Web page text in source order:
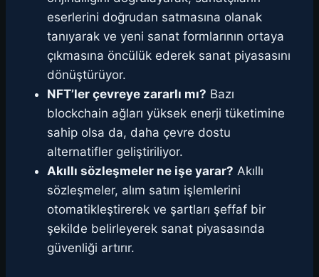
eserlerini doğrudan satmasına olanak
tanıyarak ve yeni sanat formlarının ortaya
çıkmasına öncülük ederek sanat piyasasını
dönüştürüyor.
NFT’ler çevreye zararlı mı? Bazı
blockchain ağları yüksek enerji tüketimine
sahip olsa da, daha çevre dostu
alternatifler geliştiriliyor.
Akıllı sözleşmeler ne işe yarar? Akıllı
sözleşmeler, alım satım işlemlerini
otomatikleştirerek ve şartları şeffaf bir
şekilde belirleyerek sanat piyasasında
güvenliği artırır.